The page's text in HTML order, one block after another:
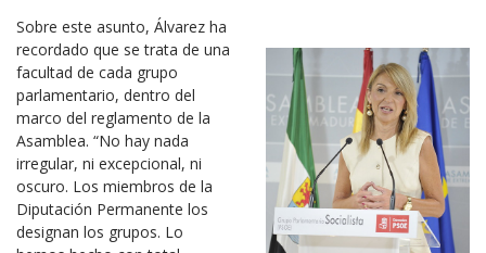
Sobre este asunto, Álvarez ha
recordado que se trata de una
facultad de cada grupo
parlamentario, dentro del
marco del reglamento de la
Asamblea. “No hay nada
irregular, ni excepcional, ni
oscuro. Los miembros de la
Diputación Permanente los
designan los grupos. Lo